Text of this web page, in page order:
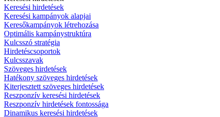
Keresési hirdetések
Keresési kampányok alapjai
Keresőkampányok létrehozása
Optimális kampánystruktúra
Kulcsszó stratégia
Hirdetéscsoportok
Kulcsszavak
Szöveges hirdetések
Hatékony szöveges hirdetések
Kiterjesztett szöveges hirdetések
Reszponzív keresési hirdetések
Reszponzív hirdetések fontossága
Dinamikus keresési hirdetések